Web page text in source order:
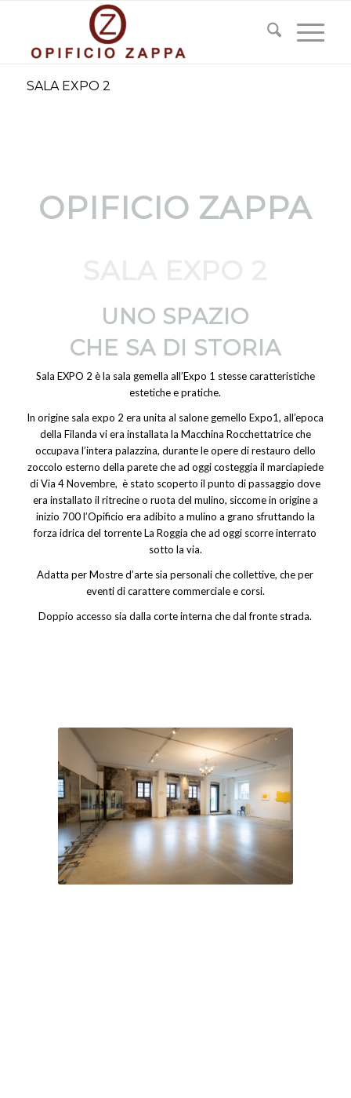
SALA EXPO 2
OPIFICIO ZAPPA
UNO SPAZIO
CHE SA DI STORIA
Sala EXPO 2 è la sala gemella all’Expo 1 stesse caratteristiche
estetiche e pratiche.
In origine sala expo 2 era unita al salone gemello Expo1, all’epoca
della Filanda vi era installata la Macchina Rocchettatrice che
occupava l’intera palazzina, durante le opere di restauro dello
zoccolo esterno della parete che ad oggi costeggia il marciapiede
di Via 4 Novembre, è stato scoperto il punto di passaggio dove
era installato il ritrecine o ruota del mulino, siccome in origine a
inizio 700 l’Opificio era adibito a mulino a grano sfruttando la
forza idrica del torrente La Roggia che ad oggi scorre interrato
sotto la via.
Adatta per Mostre d’arte sia personali che collettive, che per
eventi di carattere commerciale e corsi.
Doppio accesso sia dalla corte interna che dal fronte strada.